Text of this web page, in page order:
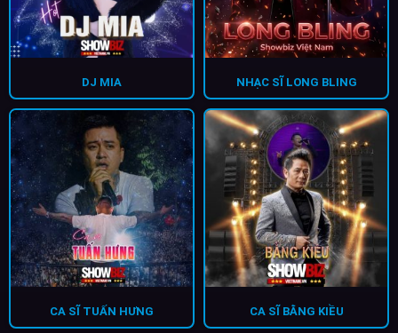
DJ MIA NHẠC SĨ LONG BLING
CA SĨ TUẤN HƯNG CA SĨ BẰNG KIỀU